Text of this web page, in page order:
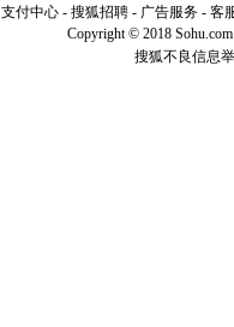
你是我专
[元旦] 如
起；二是
支付中心- 搜狐招聘- 广告服务- 客
Copyright © 2018
搜狐不良信息